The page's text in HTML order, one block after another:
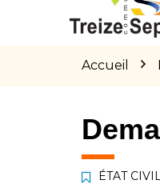
Accueil
ÉTAT